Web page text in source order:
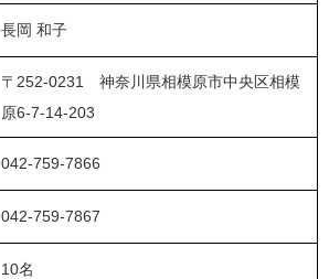
長岡 和子
〒252-0231 神奈川県相模原市中央区相模
原6-7-14-203
042-759-7866
042-759-7867
10名